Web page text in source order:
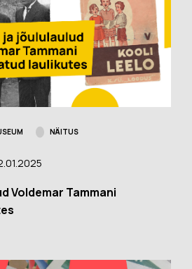
NÄITUS
Voldemar Tammani